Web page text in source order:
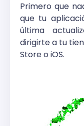
Primero que
que tu
última
dirigirte a tu
Store o iOS.